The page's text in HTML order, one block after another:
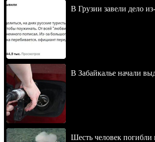
В Грузии завели дело
В Забайкалье начали
Шесть человек